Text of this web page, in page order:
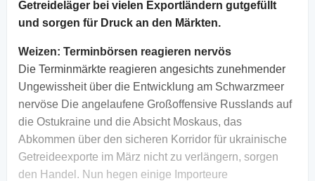
Getreideläger bei vielen Exportländern gutgefüllt
und sorgen für Druck an den Märkten.
Weizen: Terminbörsen reagieren nervös
Die Terminmärkte reagieren angesichts zunehmender
Ungewissheit über die Entwicklung am Schwarzmeer
nervöse Die angelaufene Großoffensive Russlands auf
die Ostukraine und die Absicht Moskaus, das
Abkommen über den sicheren Korridor für ukrainische
Getreideexporte im März nicht zu verlängern, sorgen
den Handel. Nun hegen einige Importeure